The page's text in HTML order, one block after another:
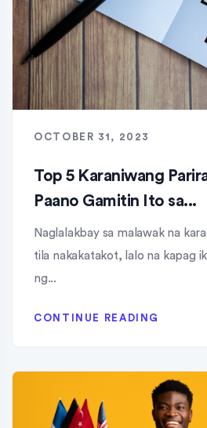
OCTOBER 31, 2023
Top 5 Karaniwang
Paano Gamitin Ito sa...
Naglalakbay sa malawak na
tila nakakatakot, lalo na kapag
ng...
CONTINUE READING